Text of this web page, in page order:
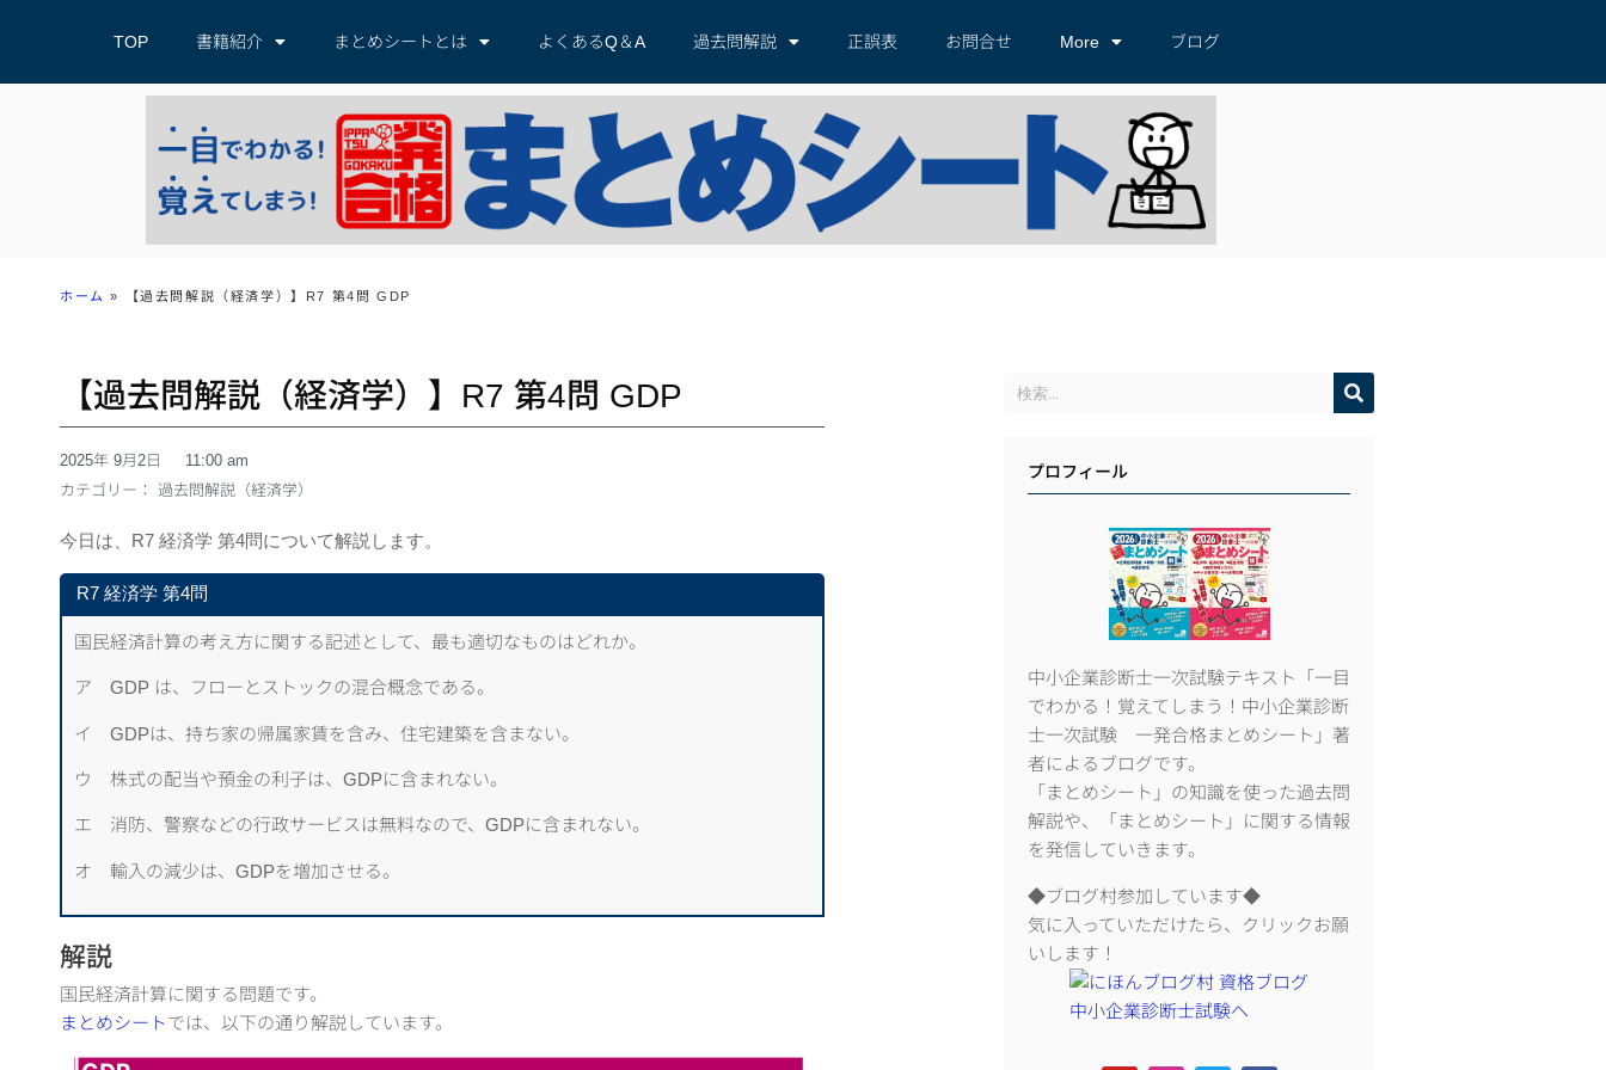
TOP 書籍紹介 まとめシートとは よくあるQ＆A 過去問解説 正誤表 お問合せ More ブログ
ホーム » 【過去問解説（経済学）】R7 第4問 GDP
【過去問解説（経済学）】R7 第4問 GDP
2025年 9月2日
11:00 am
カテゴリー： 過去問解説（経済学）
今日は、R7 経済学 第4問について解説します。
R7 経済学 第4問
国民経済計算の考え方に関する記述として、最も適切なものはどれか。
ア GDP は、フローとストックの混合概念である。
イ GDPは、持ち家の帰属家賃を含み、住宅建築を含まない。
ウ 株式の配当や預金の利子は、GDPに含まれない。
エ 消防、警察などの行政サービスは無料なので、GDPに含まれない。
オ 輸入の減少は、GDPを増加させる。
解説
国民経済計算に関する問題です。
まとめシートでは、以下の通り解説しています。
プロフィール
中小企業診断士一次試験テキスト「一目
でわかる！覚えてしまう！中小企業診断
士一次試験 一発合格まとめシート」著
者によるブログです。
「まとめシート」の知識を使った過去問
解説や、「まとめシート」に関する情報
を発信していきます。
◆ブログ村参加しています◆
気に入っていただけたら、クリックお願
いします！